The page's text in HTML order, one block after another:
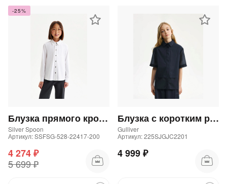
-25%
Блузка прямого кроя из трикотажа
Silver Spoon
Артикул: SSFSG-528-22417-200
4 274 ₽
5 699 ₽
Блузка с коротким рукавом для девочки синяя
Gulliver
Артикул: 225SJGJC2201
4 999 ₽